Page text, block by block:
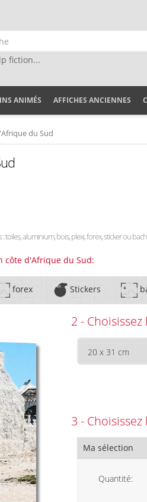
fiction...
ANIMÉS AFFICHES ANCIENNES
du Sud
toiles, aluminium, bois, plexi, forex, sticker ou
côte d'Afrique du Sud:
forex Stickers
2 -
3 -
Ma sélection
Quantité: